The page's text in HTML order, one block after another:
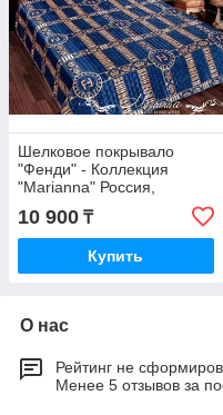
Шелковое покрывало
"Фенди" - Коллекция
"Marianna" Россия,
искусственный шелк
GOLD
10 900 ₸
Купить
О нас
Рейтинг не
Менее 5 отзывов за